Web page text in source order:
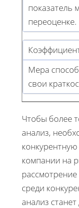
показатель
переоценке.
Мера
свои
Чтобы более
анализ,
компании на
среди
анализ